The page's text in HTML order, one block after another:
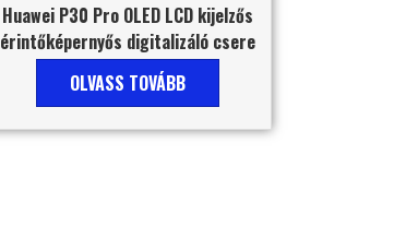
Huawei P30 Pro OLED LCD kijelzős
érintőképernyős digitalizáló csere
OLVASS TOVÁBB